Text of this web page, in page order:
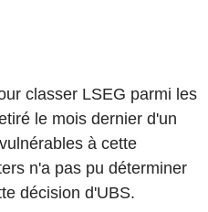
classer LSEG parmi les
le mois dernier d'un
à cette
n'a pas pu déterminer
décision d'UBS.